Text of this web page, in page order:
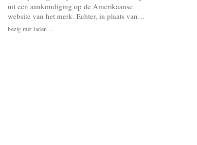
uit een aankondiging op de Amerikaanse
website van het merk. Echter, in plaats van
kleding die bijhoudt hoe het met je gezondheid
is gesteld, heeft het Amerikaanse modebedrijf
bezig met laden...